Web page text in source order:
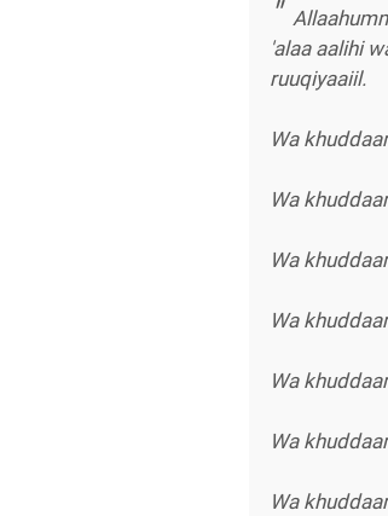
'alaa aalihi
ruuqiyaaiil.
Wa
Wa
Wa
Wa
Wa
Wa
Wa